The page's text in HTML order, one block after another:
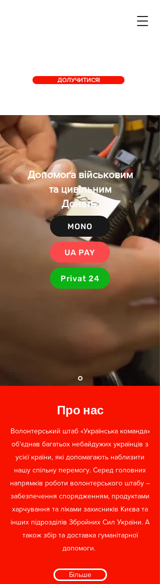
ДОЛУЧИТИСЯ!
Допомога військовим
та цивільним
Донать:
MONO
UA PAY
Privat 24
Про нас
Волонтерський штаб «Українська команда»
об’єднав багатьох небайдужих українців з
усієї країни, які допомагають наблизити
нашу спільну перемогу. Серед головних
напрямків роботи волонтерського штабу –
забезпечення спорядженням, продуктами
харчування та ліками захисників Києва та
інших підрозділів Збройних Сил України. А
також збір та доставка гуманітарної
допомоги.
Більше